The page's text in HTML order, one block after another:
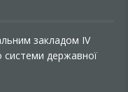
закладом IV
системи державної